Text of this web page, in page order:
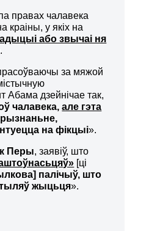
правах чалавека
краіны, у якіх на
або звычаі ня
за мяжой
Абама дзейнічае так,
чалавека,але гэта
на фікцыі».
Перы, заявіў, што
[ці
палічыў, што
жыцьця».